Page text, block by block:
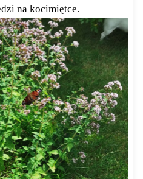
na kocimiętce.